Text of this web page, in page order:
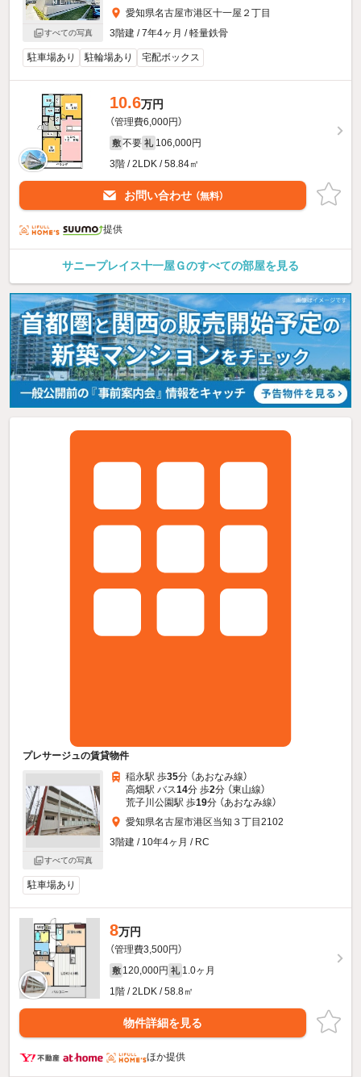
すべての写真
愛知県名古屋市港区十一屋２丁目
3階建 / 7年4ヶ月 / 軽量鉄骨
駐車場あり 駐輪場あり 宅配ボックス
10.6万円
（管理費6,000円）
敷 不要 礼 106,000円
3階 / 2LDK / 58.84㎡
お問い合わせ （無料）
提供
サニープレイス十一屋Ｇのすべての部屋を見る
プレサージュの賃貸物件
すべての写真
稲永駅 歩35分 （あおなみ線）
高畑駅 バス14分 歩2分 （東山線）
荒子川公園駅 歩19分 （あおなみ線）
愛知県名古屋市港区当知３丁目2102
3階建 / 10年4ヶ月 / RC
駐車場あり
8万円
（管理費3,500円）
敷 120,000円 礼 1.0ヶ月
1階 / 2LDK / 58.8㎡
物件詳細を見る
ほか提供